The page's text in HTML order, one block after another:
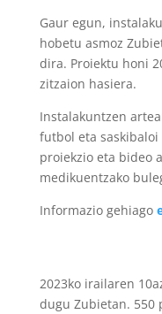
Gaur egun,
hobetu asmoz
dira. Proiektu honi
zitzaion hasiera.
Instalakuntzen
futbol eta
proiekzio eta bideo
medikuentzako
Informazio gehiago
2023ko irailaren
dugu Zubietan. 550